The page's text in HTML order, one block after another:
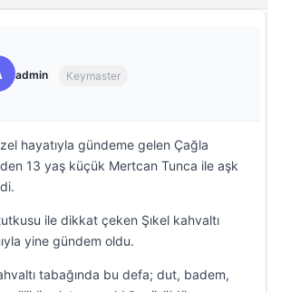
admin Keymaster
hayatıyla gündeme gelen Çağla
13 yaş küçük Mertcan Tunca ile aşk
ile dikkat çeken Şıkel kahvaltı
yine gündem oldu.
tabağında bu defa; dut, badem,